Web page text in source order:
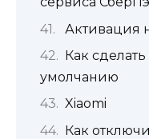
Активация
Как
умолчанию
Xiaomi
Как